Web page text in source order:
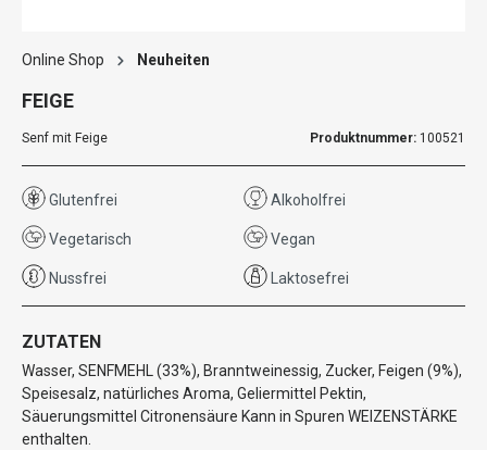
Online Shop Neuheiten
FEIGE
Senf mit Feige Produktnummer: 100521
Glutenfrei Alkoholfrei
Vegetarisch Vegan
Nussfrei Laktosefrei
ZUTATEN
Wasser, SENFMEHL (33%), Branntweinessig, Zucker, Feigen (9%),
Speisesalz, natürliches Aroma, Geliermittel Pektin,
Säuerungsmittel Citronensäure Kann in Spuren WEIZENSTÄRKE
enthalten.